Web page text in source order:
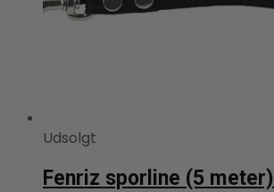
Udsolgt
Fenriz sporline (5 meter)